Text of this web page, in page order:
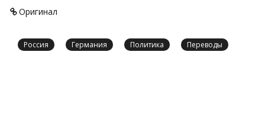
Оригинал
Россия Германия Политика Переводы